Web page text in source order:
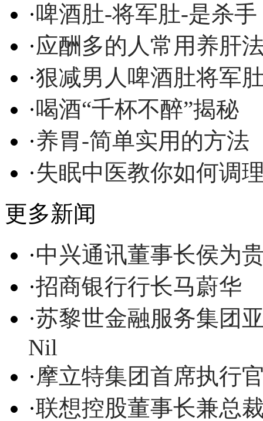
·啤酒肚-将军肚-是杀手
·应酬多的人常用养肝
·狠减男人啤酒肚将军
·喝酒“千杯不醉”揭秘
·养胃-简单实用的方法
·失眠中医教你如何调
更多新闻
·中兴通讯董事长侯为
·招商银行行长马蔚华
·苏黎世金融服务集团
Nil
·摩立特集团首席执行
·联想控股董事长兼总